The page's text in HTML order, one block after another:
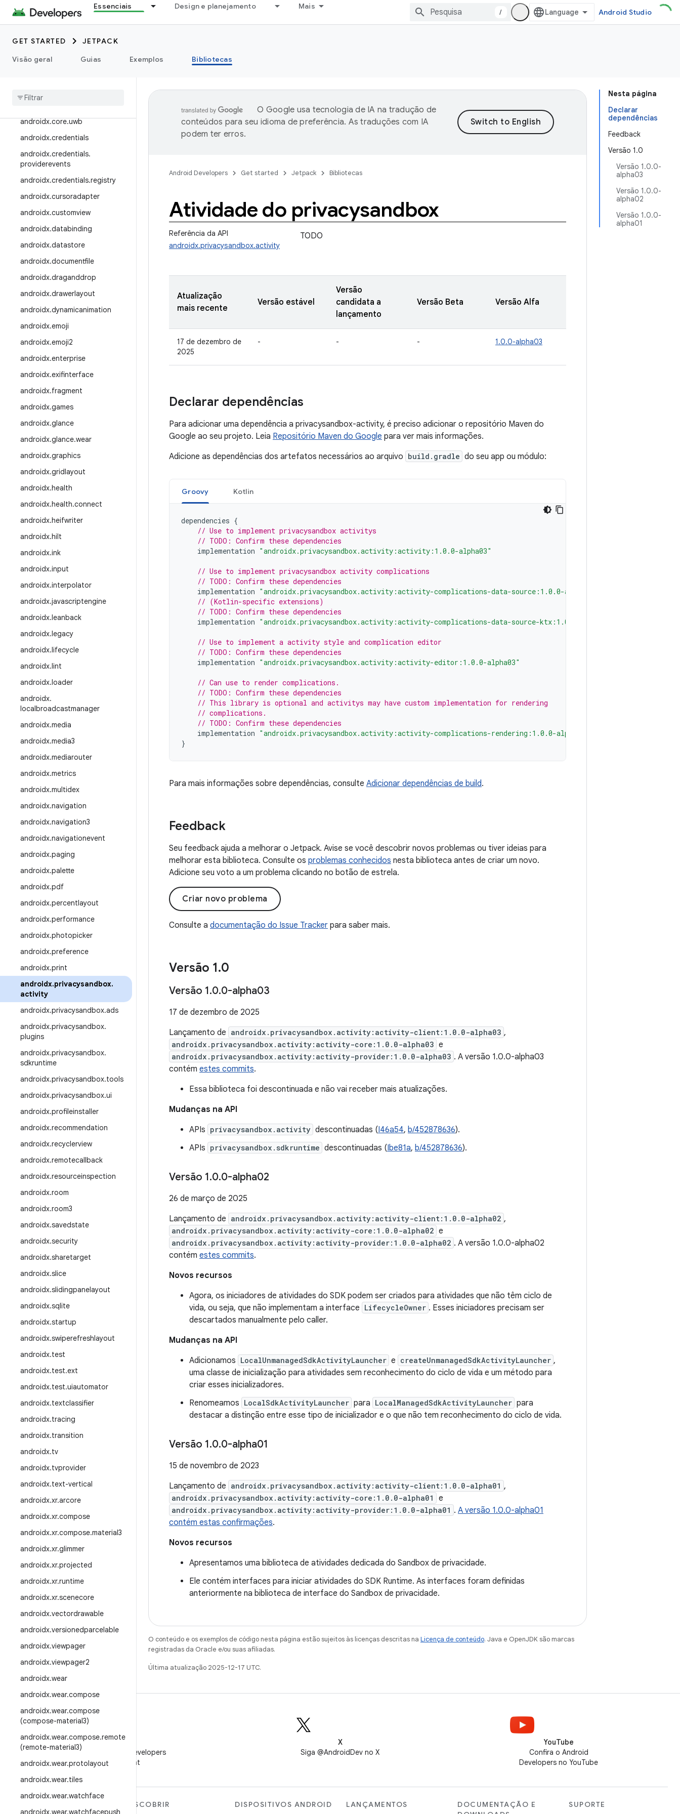
Essenciais Design e planejamento Mais
/ Android Studio
GET STARTED
JETPACK
Visão geral
Guias Exemplos Bibliotecas
androidx.compose.ui
androidx.concurrent
androidx.constraintlayout
androidx.contentpager
androidx.core.uwb
androidx.credentials
androidx.credentials.
providerevents
androidx.credentials.registry
androidx.cursoradapter
androidx.customview
androidx.databinding
androidx.datastore
androidx.documentfile
androidx.draganddrop
androidx.drawerlayout
androidx.dynamicanimation
androidx.emoji
androidx.emoji2
androidx.enterprise
androidx.exifinterface
androidx.fragment
androidx.games
androidx.glance
androidx.glance.wear
androidx.graphics
androidx.gridlayout
androidx.health
androidx.health.connect
androidx.heifwriter
androidx.hilt
androidx.ink
androidx.input
androidx.interpolator
androidx.javascriptengine
androidx.leanback
androidx.legacy
androidx.lifecycle
androidx.lint
androidx.loader
androidx.
localbroadcastmanager
androidx.media
androidx.media3
androidx.mediarouter
androidx.metrics
androidx.multidex
androidx.navigation
androidx.navigation3
androidx.navigationevent
androidx.paging
androidx.palette
androidx.pdf
androidx.percentlayout
androidx.performance
androidx.photopicker
androidx.preference
androidx.print
androidx.privacysandbox.
activity
androidx.privacysandbox.ads
androidx.privacysandbox.
plugins
androidx.privacysandbox.
sdkruntime
androidx.privacysandbox.tools
androidx.privacysandbox.ui
androidx.profileinstaller
androidx.recommendation
androidx.recyclerview
androidx.remotecallback
androidx.resourceinspection
androidx.room
androidx.room3
androidx.savedstate
androidx.security
androidx.sharetarget
androidx.slice
androidx.slidingpanelayout
androidx.sqlite
androidx.startup
androidx.swiperefreshlayout
androidx.test
androidx.test.ext
androidx.test.uiautomator
androidx.textclassifier
androidx.tracing
androidx.transition
androidx.tv
androidx.tvprovider
androidx.text-vertical
androidx.xr.arcore
androidx.xr.compose
androidx.xr.compose.material3
androidx.xr.glimmer
androidx.xr.projected
androidx.xr.runtime
androidx.xr.scenecore
androidx.vectordrawable
androidx.versionedparcelable
androidx.viewpager
androidx.viewpager2
androidx.wear
androidx.wear.compose
androidx.wear.compose
(compose-material3)
androidx.wear.compose.remote
(remote-material3)
androidx.wear.protolayout
androidx.wear.tiles
androidx.wear.watchface
androidx.wear.watchfacepush
Nesta página
Declarar
dependências
Feedback
Versão 1.0
Versão 1.0.0-
alpha03
Versão 1.0.0-
alpha02
Versão 1.0.0-
alpha01
O Google usa tecnologia de IA na tradução de
conteúdos para seu idioma de preferência. As traduções com IA
podem ter erros.
Android Developers Get started Jetpack Bibliotecas
Atividade do privacysandbox
Referência da API
androidx.privacysandbox.activity
TODO
Atualização
mais recente
Versão estável
Versão
candidata a
lançamento
Versão Beta Versão Alfa
17 de dezembro de
2025
- - - 1.0.0-alpha03
Declarar dependências
Para adicionar uma dependência a privacysandbox-activity, é preciso adicionar o repositório Maven do
Google ao seu projeto. Leia Repositório Maven do Google para ver mais informações.
Adicione as dependências dos artefatos necessários ao arquivo build.gradle do seu app ou módulo:
Groovy Kotlin
dependencies {
// Use to implement privacysandbox activitys
// TODO: Confirm these dependencies
implementation "androidx.privacysandbox.activity:activity:1.0.0-alpha03"
// Use to implement privacysandbox activity complications
// TODO: Confirm these dependencies
implementation "androidx.privacysandbox.activity:activity-complications-data-source:1.0.0-alpha03"
// (Kotlin-specific extensions)
// TODO: Confirm these dependencies
implementation "androidx.privacysandbox.activity:activity-complications-data-source-ktx:1.0.0-alpha03"
// Use to implement a activity style and complication editor
// TODO: Confirm these dependencies
implementation "androidx.privacysandbox.activity:activity-editor:1.0.0-alpha03"
// Can use to render complications.
// TODO: Confirm these dependencies
// This library is optional and activitys may have custom implementation for rendering
// complications.
// TODO: Confirm these dependencies
implementation "androidx.privacysandbox.activity:activity-complications-rendering:1.0.0-alpha03"
}
Para mais informações sobre dependências, consulte Adicionar dependências de build.
Feedback
Seu feedback ajuda a melhorar o Jetpack. Avise se você descobrir novos problemas ou tiver ideias para
melhorar esta biblioteca. Consulte os problemas conhecidos nesta biblioteca antes de criar um novo.
Adicione seu voto a um problema clicando no botão de estrela.
Criar novo problema
Consulte a documentação do Issue Tracker para saber mais.
Versão 1.0
Versão 1.0.0-alpha03
17 de dezembro de 2025
Lançamento de androidx.privacysandbox.activity:activity-client:1.0.0-alpha03 ,
androidx.privacysandbox.activity:activity-core:1.0.0-alpha03 e
androidx.privacysandbox.activity:activity-provider:1.0.0-alpha03 . A versão 1.0.0-alpha03
contém estes commits.
Essa biblioteca foi descontinuada e não vai receber mais atualizações.
Mudanças na API
APIs privacysandbox.activity descontinuadas (I46a54, b/452878636).
APIs privacysandbox.sdkruntime descontinuadas (Ibe81a, b/452878636).
Versão 1.0.0-alpha02
26 de março de 2025
Lançamento de androidx.privacysandbox.activity:activity-client:1.0.0-alpha02 ,
androidx.privacysandbox.activity:activity-core:1.0.0-alpha02 e
androidx.privacysandbox.activity:activity-provider:1.0.0-alpha02 . A versão 1.0.0-alpha02
contém estes commits.
Novos recursos
Agora, os iniciadores de atividades do SDK podem ser criados para atividades que não têm ciclo de
vida, ou seja, que não implementam a interface LifecycleOwner . Esses iniciadores precisam ser
descartados manualmente pelo caller.
Mudanças na API
Adicionamos LocalUnmanagedSdkActivityLauncher e createUnmanagedSdkActivityLauncher ,
uma classe de inicialização para atividades sem reconhecimento do ciclo de vida e um método para
criar esses inicializadores.
Renomeamos LocalSdkActivityLauncher para LocalManagedSdkActivityLauncher para
destacar a distinção entre esse tipo de inicializador e o que não tem reconhecimento do ciclo de vida.
Versão 1.0.0-alpha01
15 de novembro de 2023
Lançamento de androidx.privacysandbox.activity:activity-client:1.0.0-alpha01 ,
androidx.privacysandbox.activity:activity-core:1.0.0-alpha01 e
androidx.privacysandbox.activity:activity-provider:1.0.0-alpha01 . A versão 1.0.0-alpha01
contém estas confirmações.
Novos recursos
Apresentamos uma biblioteca de atividades dedicada do Sandbox de privacidade.
Ele contém interfaces para iniciar atividades do SDK Runtime. As interfaces foram definidas
anteriormente na biblioteca de interface do Sandbox de privacidade.
O conteúdo e os exemplos de código nesta página estão sujeitos às licenças descritas na Licença de conteúdo. Java e OpenJDK são marcas
registradas da Oracle e/ou suas afiliadas.
Última atualização 2025-12-17 UTC.
WeChat
Siga o Android Developers
no WeChat
X
Siga @AndroidDev no X
YouTube
Confira o Android
Developers no YouTube
DESCOBRIR DISPOSITIVOS ANDROID LANÇAMENTOS
DOCUMENTAÇÃO E
SUPORTE